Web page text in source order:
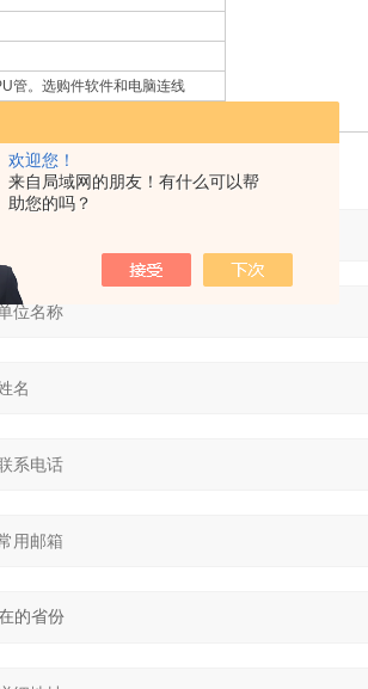
欢迎您！
来自局域网的朋友！有什么可以帮
助您的吗？
管。选购件软件和电脑连线